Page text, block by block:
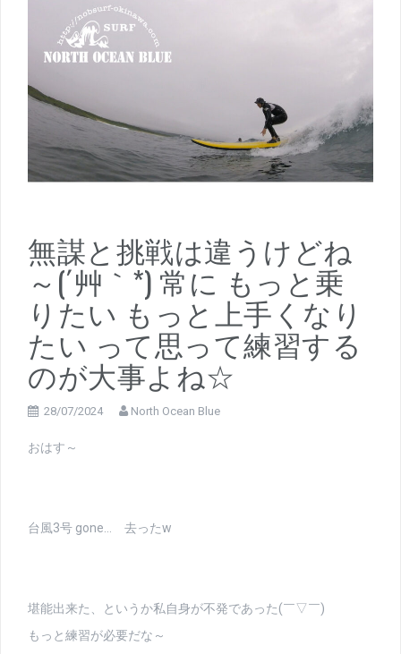
無謀と挑戦は違うけどね
～(´艸｀*) 常に もっと乗
りたい もっと上手くなり
たい って思って練習する
のが大事よね☆
28/07/2024 North Ocean Blue
おはす～
台風3号 gone… 去ったw
堪能出来た、というか私自身が不発であった(￣▽￣)
もっと練習が必要だな～